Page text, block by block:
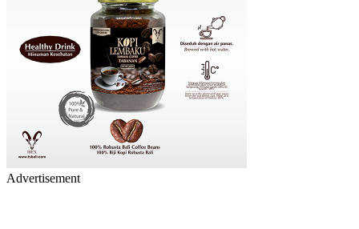
Advertisement